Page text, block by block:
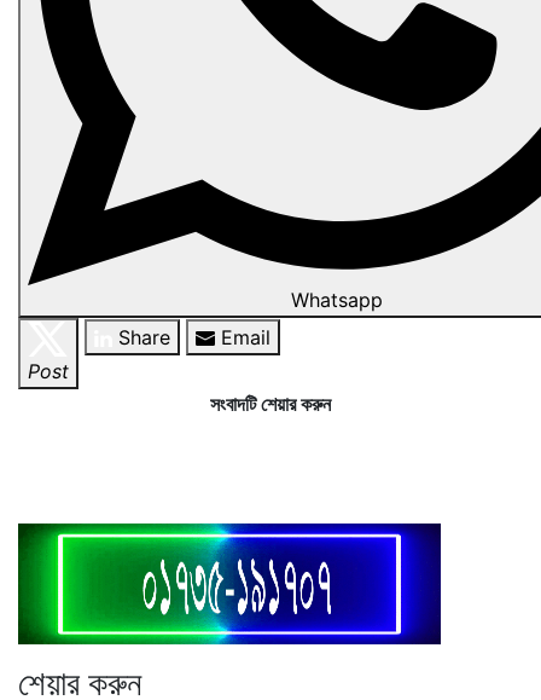
Whatsapp
Post
Share Email
সংবাদটি শেয়ার করুন
শেয়ার করুন